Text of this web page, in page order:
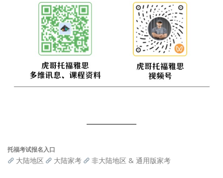
托福考试报名入口
大陆地区 大陆家考 非大陆地区 & 通用版家考